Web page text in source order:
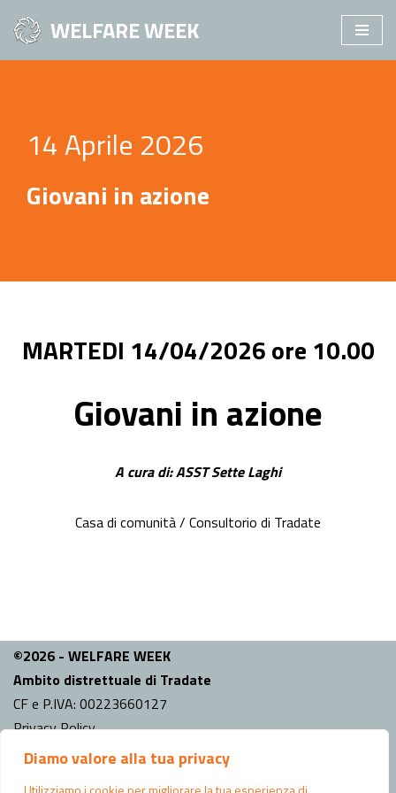
Diamo valore alla tua privacy
Vai
WELFARE WEEK
14 Aprile 2026
Giovani in azione
MARTEDI 14/04/2026 ore 10.00
Giovani in azione
A cura di: ASST Sette Laghi
Casa di comunità / Consultorio di Tradate
©2026 - WELFARE WEEK
Ambito distrettuale di Tradate
CF e P.IVA: 00223660127
Privacy Policy
INFO
Comune capo fila:
Tradate